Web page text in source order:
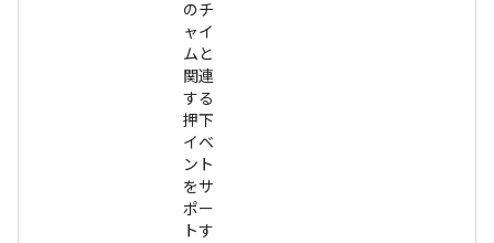
のチ
ャイ
ムと
関連
する
押下
イベ
ント
をサ
ポー
トす